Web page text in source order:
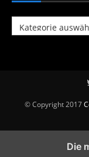
Kategorien
© Copyright 2017
Die